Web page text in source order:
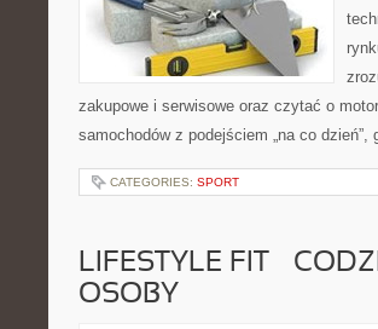
zakupowe i serwisowe oraz czytać o
samochodów z podejściem „na co
CATEGORIES: SPORT
LIFESTYLE FIT –
OSOBY